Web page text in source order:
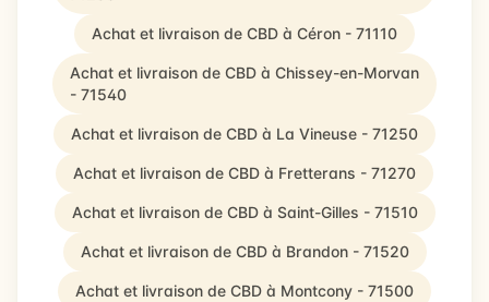
Achat et livraison de CBD à Céron - 71110
Achat et livraison de CBD à Chissey-en-Morvan
- 71540
Achat et livraison de CBD à La Vineuse - 71250
Achat et livraison de CBD à Fretterans - 71270
Achat et livraison de CBD à Saint-Gilles - 71510
Achat et livraison de CBD à Brandon - 71520
Achat et livraison de CBD à Montcony - 71500